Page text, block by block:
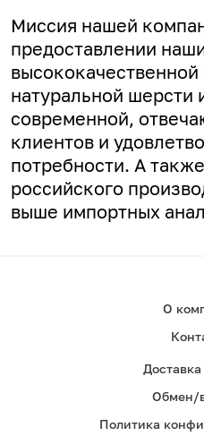
Миссия нашей
предоставлении
натуральной шерсти
современной,
клиентов и
потребности. А
российского
выше импортных
О
Доставка
Обмен/
Политика